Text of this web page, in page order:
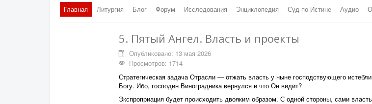
Главная
Литургия Блог Форум Исследования Энциклопедия Суд по Истине Аудио
5. Пятый Ангел. Власть и проекты
Опубликовано: 13 мая 2026
Просмотров: 1714
Стратегическая задача Отрасли — отжать власть у ныне господствующего
Богу. Ибо, господин Виноградника вернулся и что Он видит?
Экспроприация будет происходить двояким образом. С одной стороны, сами